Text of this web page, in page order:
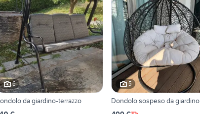
6
da giardino-terrazzo
5
Dondolo sospeso da giardino